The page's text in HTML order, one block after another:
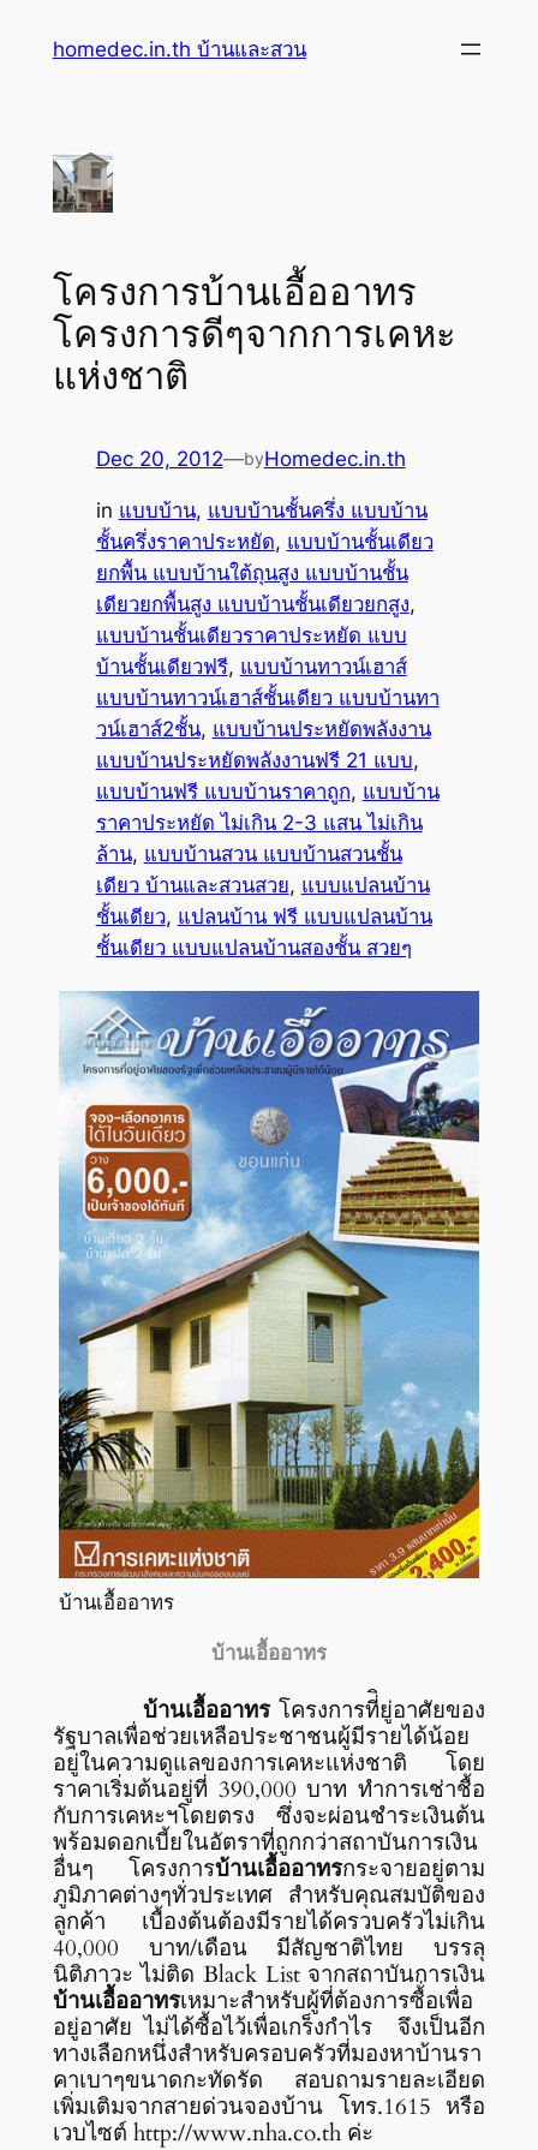
homedec.in.th บ้านและสวน
โครงการบ้านเอื้ออาทร
โครงการดีๆจากการเคหะ
แห่งชาติ
Dec 20, 2012—byHomedec.in.th
in แบบบ้าน, แบบบ้านชั้นครึ่ง แบบบ้าน
ชั้นครึ่งราคาประหยัด, แบบบ้านชั้นเดียว
ยกพื้น แบบบ้านใต้ถุนสูง แบบบ้านชั้น
เดียวยกพื้นสูง แบบบ้านชั้นเดียวยกสูง
แบบบ้านชั้นเดียวราคาประหยัด แบบ
บ้านชั้นเดียวฟรี, แบบบ้านทาวน์เฮาส์
แบบบ้านทาวน์เฮาส์ชั้นเดียว แบบบ้านทา
วน์เฮาส์2ชั้น, แบบบ้านประหยัดพลังงาน
แบบบ้านประหยัดพลังงานฟรี 21 แบบ
แบบบ้านฟรี แบบบ้านราคาถูก, แบบบ้าน
ราคาประหยัด ไม่เกิน 2-3 แสน ไม่เกิน
ล้าน, แบบบ้านสวน แบบบ้านสวนชั้น
เดียว บ้านและสวนสวย, แบบแปลนบ้าน
ชั้นเดียว, แปลนบ้าน ฟรี แบบแปลนบ้าน
ชั้นเดียว แบบแปลนบ้านสองชั้น สวยๆ
บ้านเอื้ออาทร
บ้านเอื้ออาทร
บ้านเอื้ออาทรโครงการที่ิยู่อาศัยของ
รัฐบาลเพื่อช่วยเหลือประชาชนผู้มีรายได้น้อย
อยู่ในความดูแลของการเคหะแห่งชาติ โดย
ราคาเริ่มต้นอยู่ที่ 390,000 บาท ทำการเช่าชื้อ
กับการเคหะฯโดยตรง ซึ่งจะผ่อนชำระเงินต้น
พร้อมดอกเบี้ยในอัตราที่ถูกกว่าสถาบันการเงิน
อื่นๆ โครงการบ้านเอื้ออาทรกระจายอยู่ตาม
ภูมิภาคต่างๆทั่วประเทศ สำหรับคุณสมบัติของ
ลูกค้า เบื้องต้นต้องมีรายได้ครวบครัวไม่เกิน
40,000 บาท/เดือน มีสัญชาติไทย บรรลุ
นิติภาวะ ไม่ติด Black List จากสถาบันการเงิน
บ้านเอื้ออาทรเหมาะสำหรับผู้ที่ต้องการซื้่อเพื่อ
อยู่อาศัย ไม่ได้ซื้อไว้เพื่อเกร็งกำไร จึงเป็นอีก
ทางเลือกหนึ่งสำหรับครอบครัวที่มองหาบ้านรา
คาเบาๆขนาดกะทัดรัด สอบถามรายละเอียด
เพิ่มเติมจากสายด่วนจองบ้าน โทร.1615 หรือ
เวบไซต์ http://www.nha.co.th ค่ะ